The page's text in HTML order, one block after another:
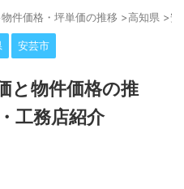
物件価格・坪単価の推移 >高知県 >安
安芸市
と物件価格の推
工務店紹介